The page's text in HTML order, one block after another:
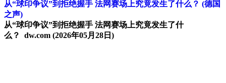
从“球印争议”到拒绝握手 法网赛场上究竟发生了什么？ (德国
之声)
从“球印争议”到拒绝握手 法网赛场上究竟发生了什
么？ dw.com (2026年05月28日)